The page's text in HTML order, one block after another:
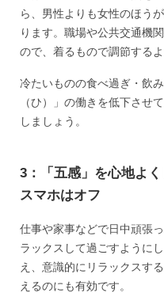
ら、男性よりも女性のほう
ります。職場や公共交通機
ので、着るもので調節する
冷たいものの食べ過ぎ・飲
（ひ）」の働きを低下させ
しましょう。
3：「五感」を心地よ
スマホはオフ
仕事や家事などで日中頑張
ラックスして過ごすように
え、意識的にリラックスす
えるのにも有効です。